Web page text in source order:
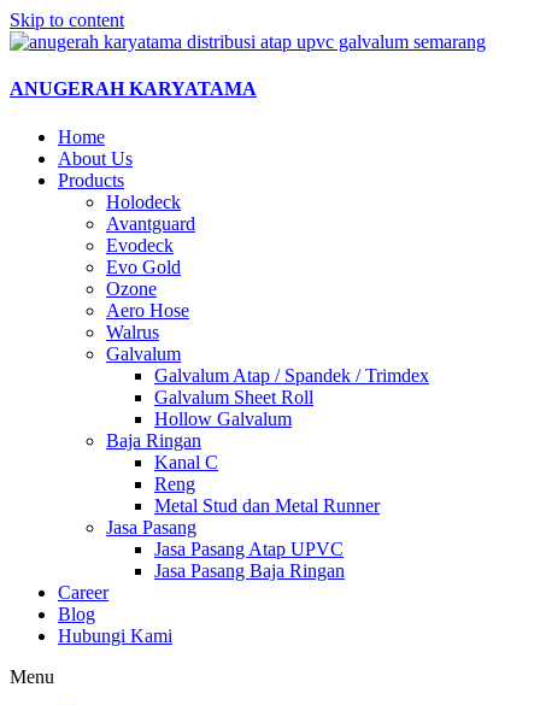
Skip to content
ANUGERAH KARYATAMA
Home
About Us
Products
Holodeck
Avantguard
Evodeck
Evo Gold
Ozone
Aero Hose
Walrus
Galvalum
Galvalum Atap / Spandek / Trimdex
Galvalum Sheet Roll
Hollow Galvalum
Baja Ringan
Kanal C
Reng
Metal Stud dan Metal Runner
Jasa Pasang
Jasa Pasang Atap UPVC
Jasa Pasang Baja Ringan
Career
Blog
Hubungi Kami
Menu